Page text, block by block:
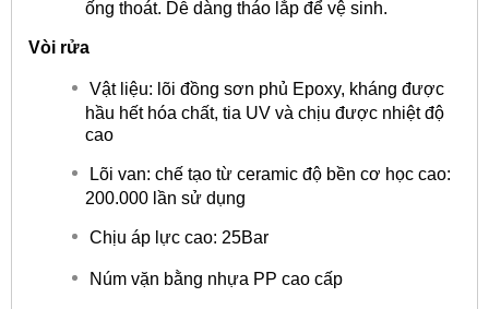
ống thoát. Dễ dàng tháo lắp để vệ sinh.
Vòi rửa
Vật liệu: lõi đồng sơn phủ Epoxy, kháng được
hầu hết hóa chất, tia UV và chịu được nhiệt độ
cao
Lõi van: chế tạo từ ceramic độ bền cơ học cao:
200.000 lần sử dụng
Chịu áp lực cao: 25Bar
Núm vặn bằng nhựa PP cao cấp